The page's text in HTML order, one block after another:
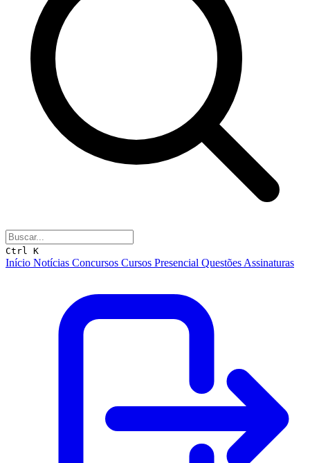
Ctrl K
Início Notícias Concursos Cursos Presencial Questões Assinaturas